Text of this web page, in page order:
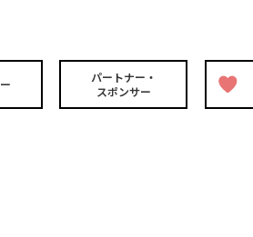
パートナー・
スポンサー